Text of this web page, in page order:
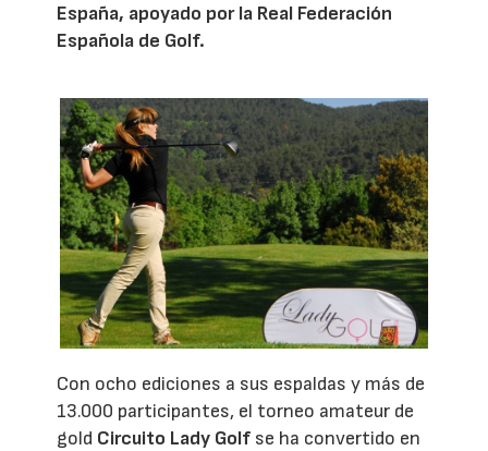
España, apoyado por la Real Federación
Española de Golf.
Con ocho ediciones a sus espaldas y más de
13.000 participantes, el torneo amateur de
gold Circuito Lady Golf se ha convertido en